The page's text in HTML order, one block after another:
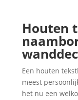
Houten
Een houten
meest
het nu een